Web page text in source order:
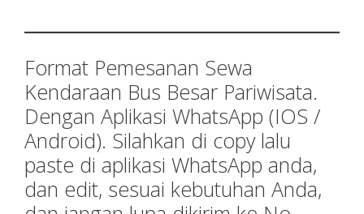
Format Pemesanan Sewa
Kendaraan Bus Besar Pariwisata.
Dengan Aplikasi WhatsApp (IOS /
Android). Silahkan di copy lalu
paste di aplikasi WhatsApp anda,
dan edit, sesuai kebutuhan Anda,